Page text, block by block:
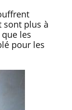
sont plus à
que les
pour les